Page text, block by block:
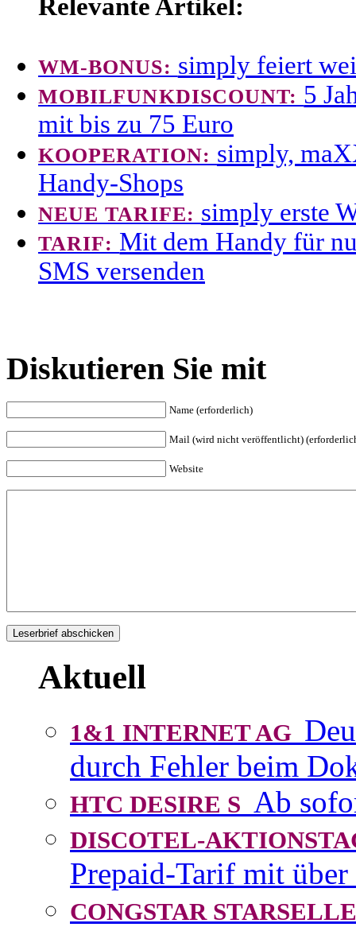
Relevante Artikel:
WM-BONUS: simply feiert
MOBILFUNKDISCOUNT: 5
mit bis zu 75 Euro
KOOPERATION: simply,
Handy-Shops
NEUE TARIFE: simply erste
TARIF: Mit dem Handy für
SMS versenden
Diskutieren Sie mit
Name (erforderlich)
Mail (wird nicht veröffentlicht)
Website
Aktuell
1&1 INTERNET AG
durch Fehler beim
HTC DESIRE S Ab
DISCOTEL-
Prepaid-Tarif mit
CONGSTAR